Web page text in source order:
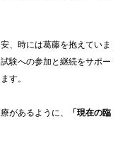
、時には葛藤を抱えていま
験への参加と継続をサポー
す。
があるように、
「現在の臨